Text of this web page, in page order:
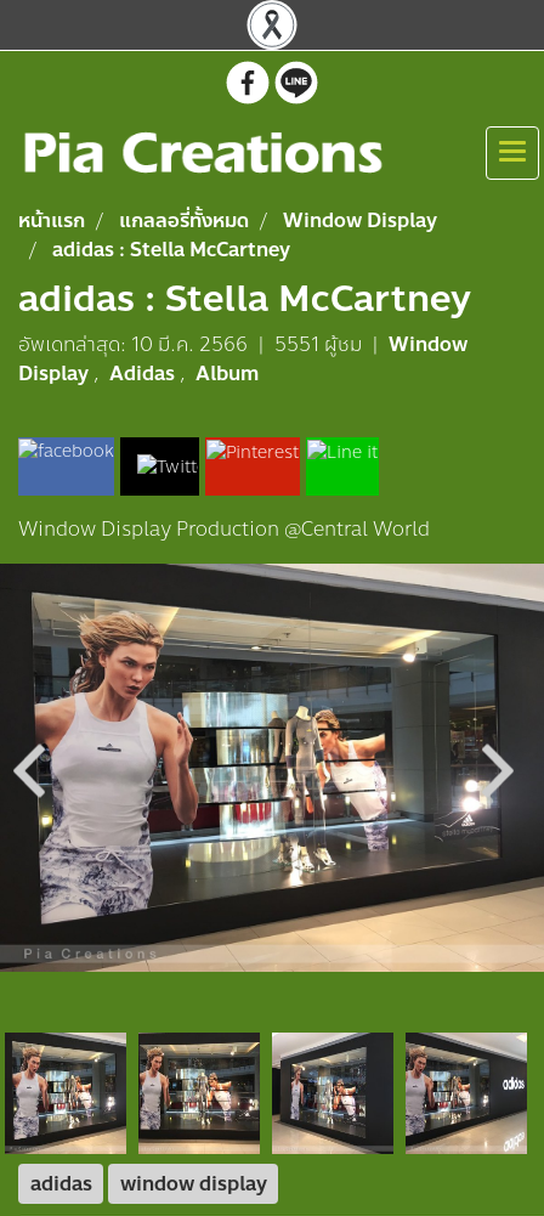
หน้าแรก แกลลอรี่ทั้งหมด
Window Display
adidas : Stella McCartney
adidas : Stella McCartney
อัพเดทล่าสุด: 10 มี.ค. 2566 | 5551 ผู้ชม | Window
Display , Adidas , Album
Window Display Production @Central World
adidas window display